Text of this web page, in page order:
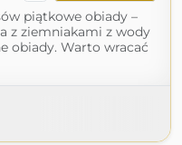
piątkowe obiady –
z ziemniakami z wody
obiady. Warto wracać